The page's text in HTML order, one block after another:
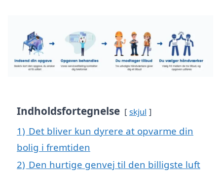
Indholdsfortegnelse skjul
1) Det bliver kun dyrere at opvarme din
bolig i fremtiden
2) Den hurtige genvej til den billigste luft